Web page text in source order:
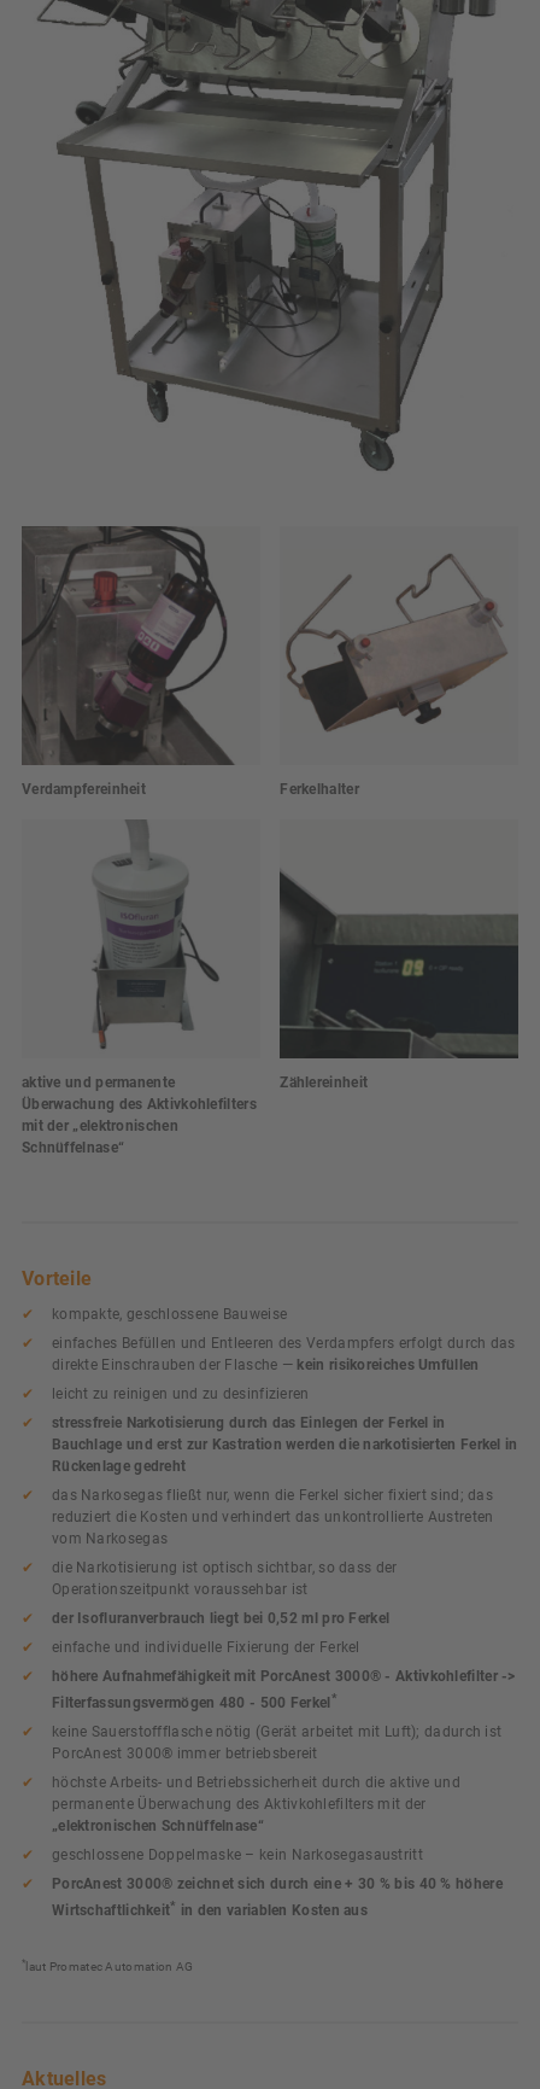
Verdampfereinheit Ferkelhalter
aktive und permanente
Überwachung des Aktivkohlefilters
mit der „elektronischen
Schnüffelnase“
Zählereinheit
Vorteile
kompakte, geschlossene Bauweise
einfaches Befüllen und Entleeren des Verdampfers erfolgt durch das
direkte Einschrauben der Flasche — kein risikoreiches Umfüllen
leicht zu reinigen und zu desinfizieren
stressfreie Narkotisierung durch das Einlegen der Ferkel in
Bauchlage und erst zur Kastration werden die narkotisierten Ferkel in
Rückenlage gedreht
das Narkosegas fließt nur, wenn die Ferkel sicher fixiert sind; das
reduziert die Kosten und verhindert das unkontrollierte Austreten
vom Narkosegas
die Narkotisierung ist optisch sichtbar, so dass der
Operationszeitpunkt voraussehbar ist
der Isofluranverbrauch liegt bei 0,52 ml pro Ferkel
einfache und individuelle Fixierung der Ferkel
höhere Aufnahmefähigkeit mit PorcAnest 3000® - Aktivkohlefilter ->
Filterfassungsvermögen 480 - 500 Ferkel *
keine Sauerstoffflasche nötig (Gerät arbeitet mit Luft); dadurch ist
PorcAnest 3000® immer betriebsbereit
höchste Arbeits- und Betriebssicherheit durch die aktive und
permanente Überwachung des Aktivkohlefilters mit der
„elektronischen Schnüffelnase“
geschlossene Doppelmaske – kein Narkosegasaustritt
PorcAnest 3000® zeichnet sich durch eine + 30 % bis 40 % höhere
Wirtschaftlichkeit* in den variablen Kosten aus
* laut Promatec Automation AG
Aktuelles